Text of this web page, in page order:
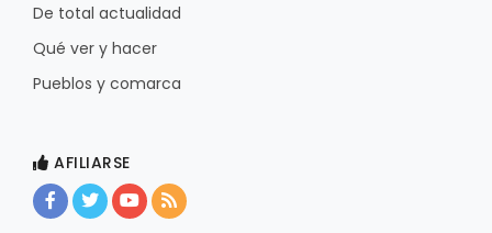
De total actualidad
Qué ver y hacer
Pueblos y comarca
AFILIARSE